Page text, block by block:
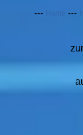
--- Home ---